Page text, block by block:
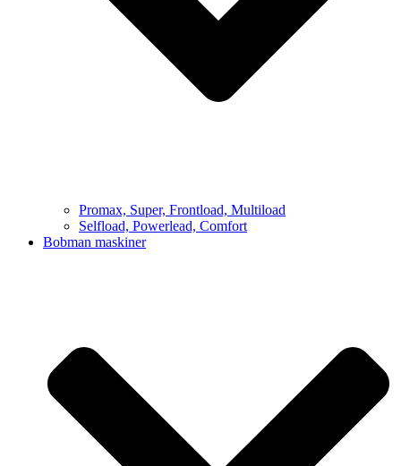
Promax, Super, Frontload, Multiload
Selfload, Powerlead, Comfort
Bobman maskiner